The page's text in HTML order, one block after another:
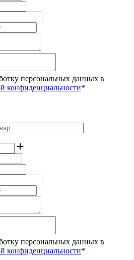
персональных данных в
конфиденциальности*
персональных данных в
конфиденциальности*